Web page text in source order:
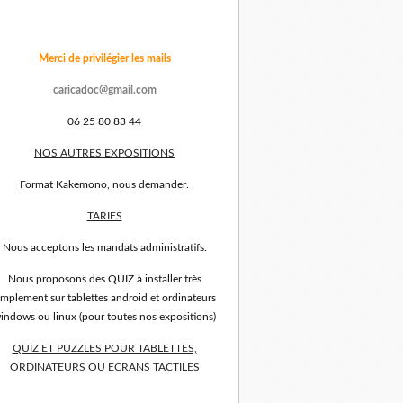
Merci de privilégier les mails
caricadoc@gmail.com
06 25 80 83 44
NOS AUTRES EXPOSITIONS
Format Kakemono, nous demander.
TARIFS
Nous acceptons les mandats administratifs.
Nous proposons des QUIZ à installer très
sur tablettes android et ordinateurs
ou linux (pour toutes nos expositions)
QUIZ ET PUZZLES POUR TABLETTES,
ORDINATEURS OU ECRANS TACTILES